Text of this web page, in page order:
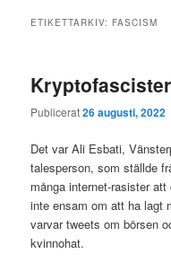
ETIKETTARKIV: FASCISM
Kryptofascister
Publicerat26 augusti, 2022
Det var Ali Esbati,
talesperson, som ställde
många internet-rasister
inte ensam om att ha lagt
varvar tweets om börsen
kvinnohat.